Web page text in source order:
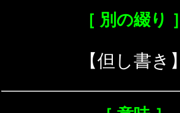
［ 別の綴り ］
【但し書き】